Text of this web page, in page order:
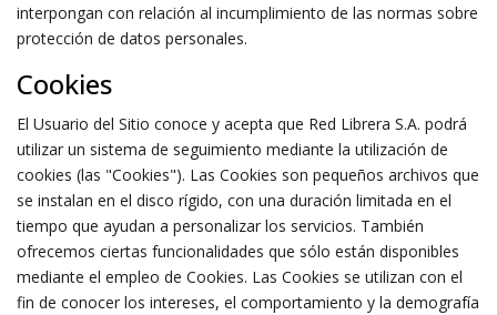
interpongan con relación al incumplimiento de las normas sobre
protección de datos personales.
Cookies
El Usuario del Sitio conoce y acepta que Red Librera S.A. podrá
utilizar un sistema de seguimiento mediante la utilización de
cookies (las "Cookies"). Las Cookies son pequeños archivos que
se instalan en el disco rígido, con una duración limitada en el
tiempo que ayudan a personalizar los servicios. También
ofrecemos ciertas funcionalidades que sólo están disponibles
mediante el empleo de Cookies. Las Cookies se utilizan con el
fin de conocer los intereses, el comportamiento y la demografía